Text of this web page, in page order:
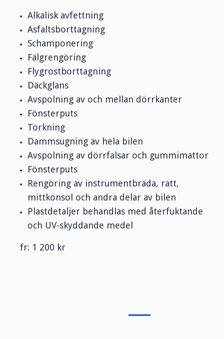
Alkalisk avfettning
Asfaltsborttagning
Schamponering
Fälgrengöring
Flygrostborttagning
Däckglans
Avspolning av och mellan dörrkanter
Fönsterputs
Torkning
Dammsugning av hela bilen
Avspolning av dörrfalsar och gummimattor
Fönsterputs
Rengöring av instrumentbräda, ratt,
mittkonsol och andra delar av bilen
Plastdetaljer behandlas med återfuktande
och UV-skyddande medel
fr: 1 200 kr
—